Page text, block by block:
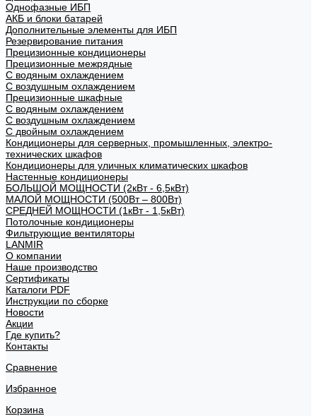
Однофазные ИБП
АКБ и блоки батарей
Дополнительные элементы для ИБП
Резервирование питания
Прецизионные кондиционеры
Прецизионные межрядные
С водяным охлаждением
С воздушным охлаждением
Прецизионные шкафные
С водяным охлаждением
С воздушным охлаждением
С двойным охлаждением
Кондиционеры для серверных, промышленных, электро-
технических шкафов
Кондиционеры для уличных климатических шкафов
Настенные кондиционеры
БОЛЬШОЙ МОЩНОСТИ (2кВт - 6,5кВт)
МАЛОЙ МОЩНОСТИ (500Вт – 800Вт)
СРЕДНЕЙ МОЩНОСТИ (1кВт - 1,5кВт)
Потолочные кондиционеры
Фильтрующие вентиляторы
LANMIR
О компании
Наше производство
Сертификаты
Каталоги PDF
Инструкции по сборке
Новости
Акции
Где купить?
Контакты
Сравнение
Избранное
Корзина